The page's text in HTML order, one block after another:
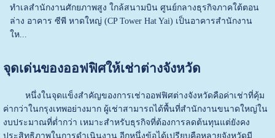
ทำเลสำนักงานศักยภาพสูง ใกล้สนามบิน ศูนย์กลางธุรกิจภาคใต้ตอน
ล่าง อาคาร ซีพี หาดใหญ่ (CP Tower Hat Yai) เป็นอาคารสำนักงาน
ให...
จุดเด่นของออฟฟิศให้เช่าต่างจังหวัด
หนึ่งในจุดแข็งสำคัญของการเช่าออฟฟิศต่างจังหวัดคือค่าเช่าที่คุ้ม
ค่ากว่าในกรุงเทพอย่างมาก ผู้เช่าสามารถได้พื้นที่สำนักงานขนาดใหญ่ใน
งบประมาณที่ต่ำกว่า เหมาะสำหรับธุรกิจที่ต้องการลดต้นทุนแต่ยังคง
ประสิทธิภาพในการดำเนินงาน อีกหนึ่งข้อได้เปรียบคือหลายจังหวัดมี